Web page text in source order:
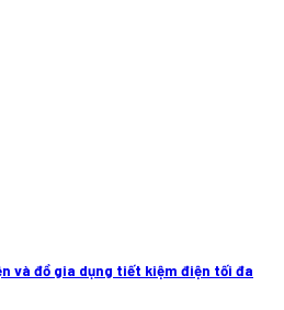
và đồ gia dụng tiết kiệm điện tối đa